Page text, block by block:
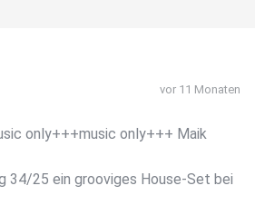
vor 11 Monaten
only+++music only+++ Maik
34/25 ein grooviges House-Set bei